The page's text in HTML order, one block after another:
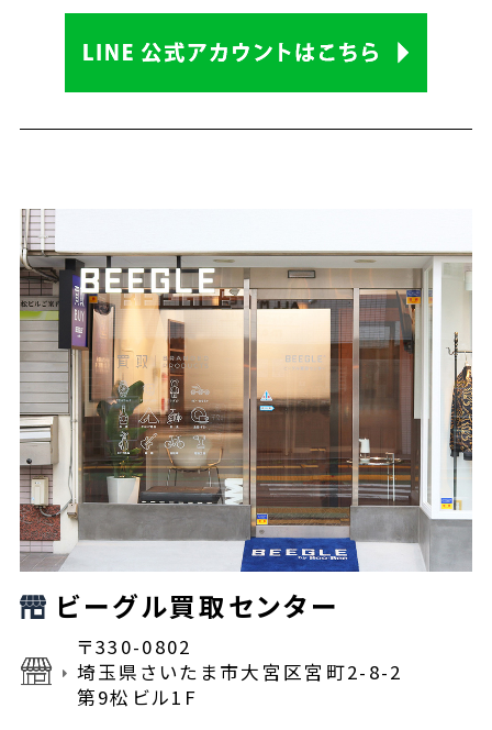
ビーグル買取センター
〒330-0802
埼玉県さいたま市大宮区宮町2-8-2
第9松ビル1F